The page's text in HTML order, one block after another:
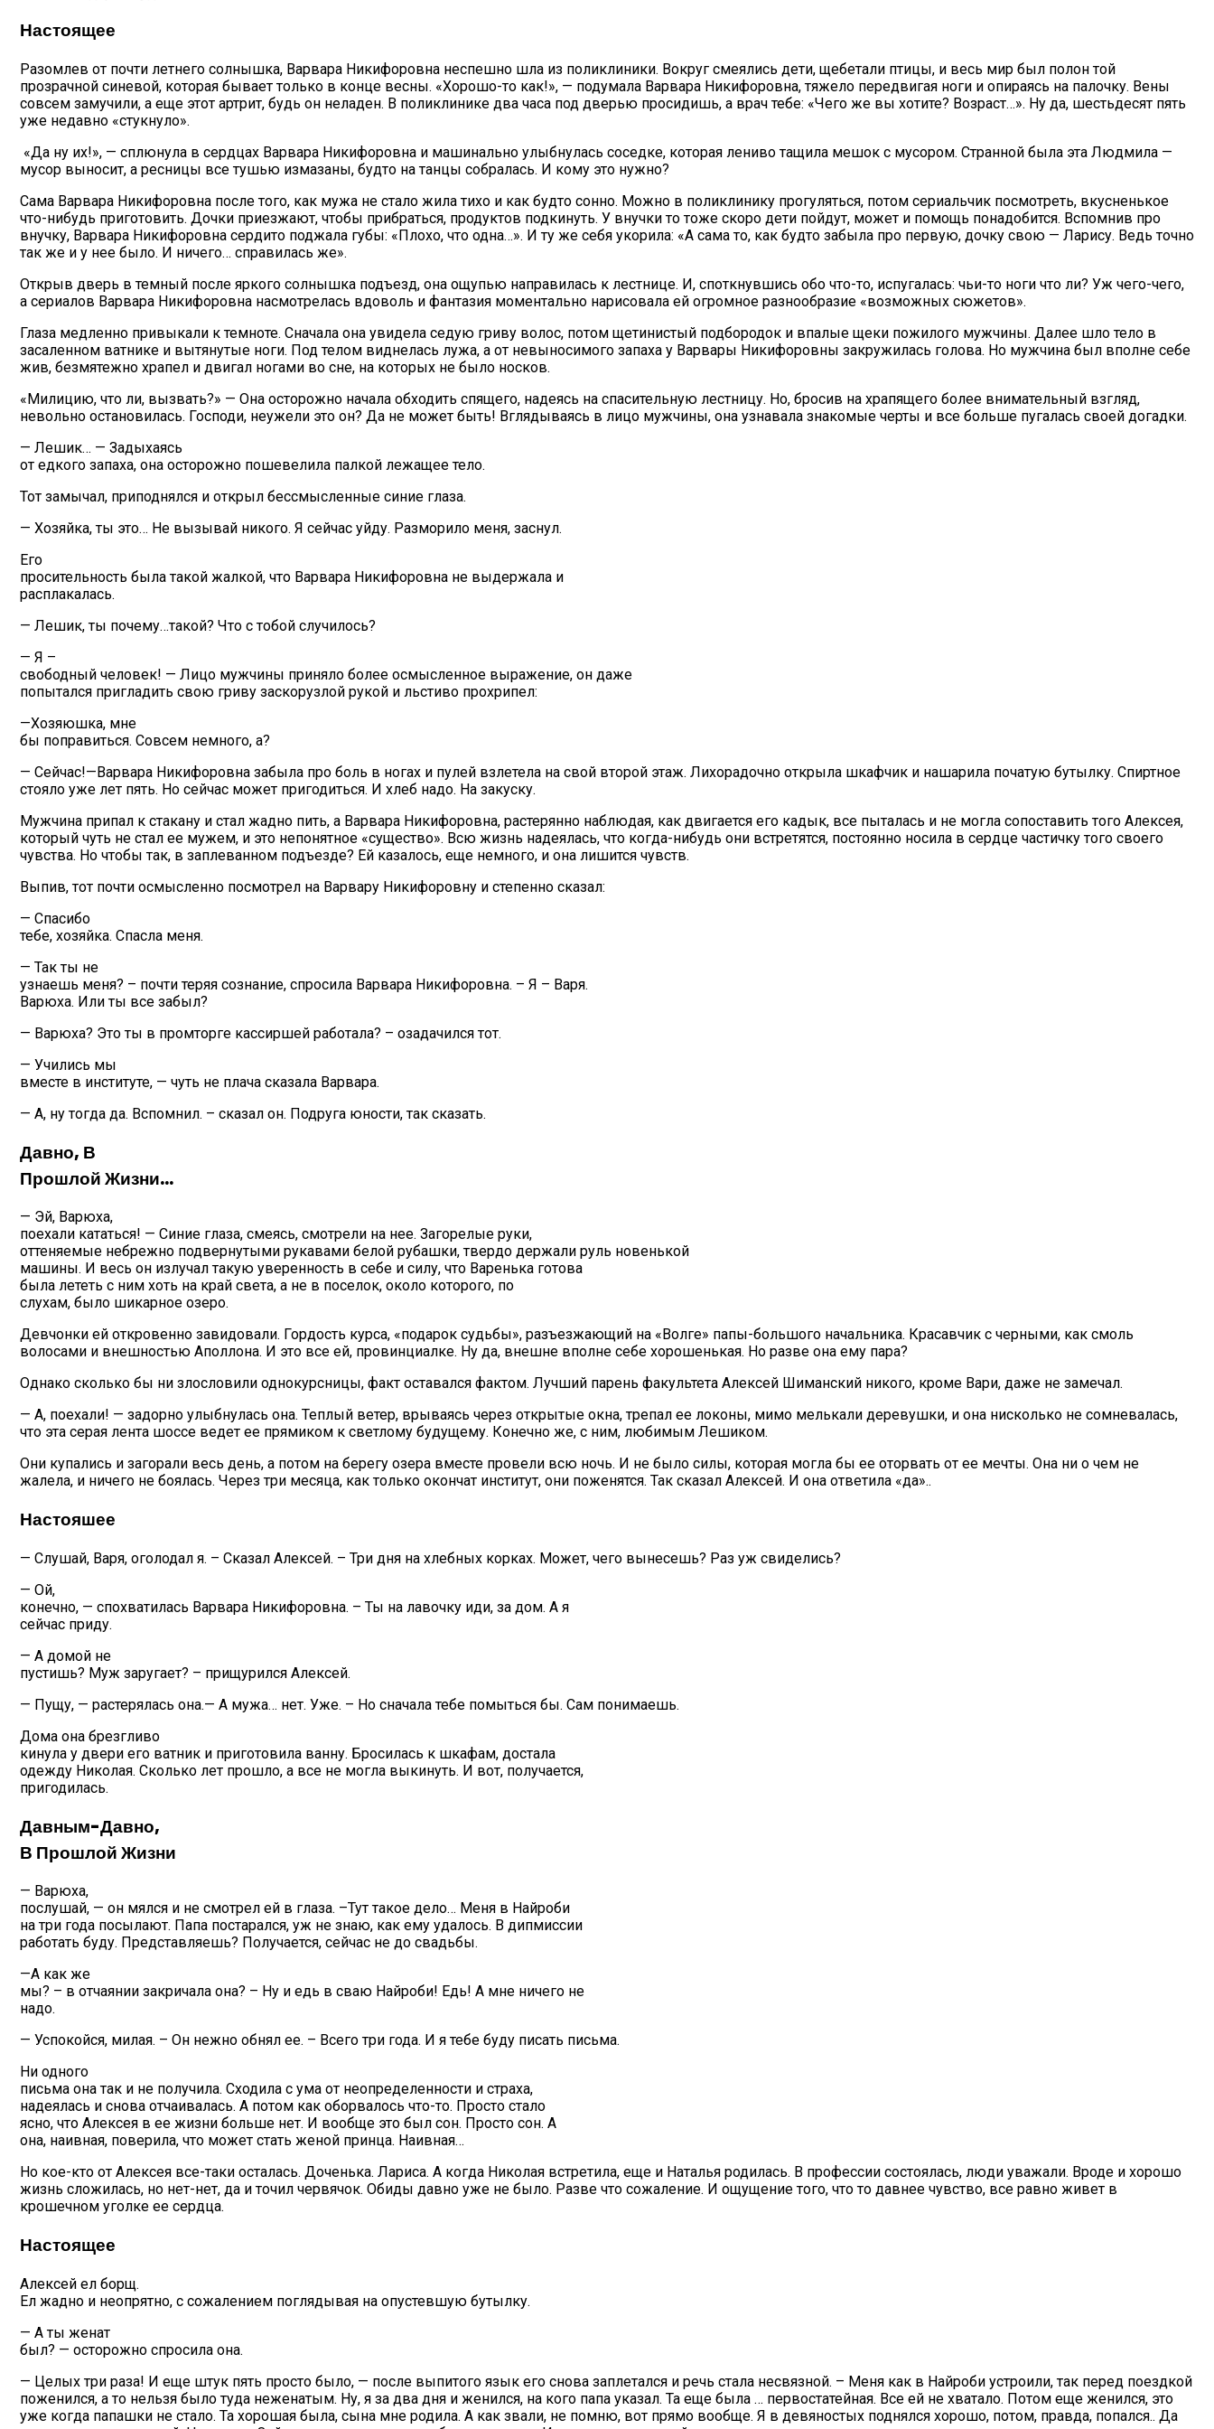
Настоящее
Разомлев от почти летнего солнышка, Варвара Никифоровна неспешно шла из поликлиники. Вокруг смеялись дети, щебетали птицы, и весь мир был полон той
прозрачной синевой, которая бывает только в конце весны. «Хорошо-то как!», — подумала Варвара Никифоровна, тяжело передвигая ноги и опираясь на палочку. Вены
совсем замучили, а еще этот артрит, будь он неладен. В поликлинике два часа под дверью просидишь, а врач тебе: «Чего же вы хотите? Возраст…». Ну да, шестьдесят пять
уже недавно «стукнуло».
«Да ну их!», — сплюнула в сердцах Варвара Никифоровна и машинально улыбнулась соседке, которая лениво тащила мешок с мусором. Странной была эта Людмила —
мусор выносит, а ресницы все тушью измазаны, будто на танцы собралась. И кому это нужно?
Сама Варвара Никифоровна после того, как мужа не стало жила тихо и как будто сонно. Можно в поликлинику прогуляться, потом сериальчик посмотреть, вкусненькое
что-нибудь приготовить. Дочки приезжают, чтобы прибраться, продуктов подкинуть. У внучки то тоже скоро дети пойдут, может и помощь понадобится. Вспомнив про
внучку, Варвара Никифоровна сердито поджала губы: «Плохо, что одна…». И ту же себя укорила: «А сама то, как будто забыла про первую, дочку свою — Ларису. Ведь точно
так же и у нее было. И ничего… справилась же».
Открыв дверь в темный после яркого солнышка подъезд, она ощупью направилась к лестнице. И, споткнувшись обо что-то, испугалась: чьи-то ноги что ли? Уж чего-чего,
а сериалов Варвара Никифоровна насмотрелась вдоволь и фантазия моментально нарисовала ей огромное разнообразие «возможных сюжетов».
Глаза медленно привыкали к темноте. Сначала она увидела седую гриву волос, потом щетинистый подбородок и впалые щеки пожилого мужчины. Далее шло тело в
засаленном ватнике и вытянутые ноги. Под телом виднелась лужа, а от невыносимого запаха у Варвары Никифоровны закружилась голова. Но мужчина был вполне себе
жив, безмятежно храпел и двигал ногами во сне, на которых не было носков.
«Милицию, что ли, вызвать?» — Она осторожно начала обходить спящего, надеясь на спасительную лестницу. Но, бросив на храпящего более внимательный взгляд,
невольно остановилась. Господи, неужели это он? Да не может быть! Вглядываясь в лицо мужчины, она узнавала знакомые черты и все больше пугалась своей догадки.
— Лешик… — Задыхаясь
от едкого запаха, она осторожно пошевелила палкой лежащее тело.
Тот замычал, приподнялся и открыл бессмысленные синие глаза.
— Хозяйка, ты это… Не вызывай никого. Я сейчас уйду. Разморило меня, заснул.
Его
просительность была такой жалкой, что Варвара Никифоровна не выдержала и
расплакалась.
— Лешик, ты почему…такой? Что с тобой случилось?
— Я –
свободный человек! — Лицо мужчины приняло более осмысленное выражение, он даже
попытался пригладить свою гриву заскорузлой рукой и льстиво прохрипел:
—Хозяюшка, мне
бы поправиться. Совсем немного, а?
— Сейчас!—Варвара Никифоровна забыла про боль в ногах и пулей взлетела на свой второй этаж. Лихорадочно открыла шкафчик и нашарила початую бутылку. Спиртное
стояло уже лет пять. Но сейчас может пригодиться. И хлеб надо. На закуску.
Мужчина припал к стакану и стал жадно пить, а Варвара Никифоровна, растерянно наблюдая, как двигается его кадык, все пыталась и не могла сопоставить того Алексея,
который чуть не стал ее мужем, и это непонятное «существо». Всю жизнь надеялась, что когда-нибудь они встретятся, постоянно носила в сердце частичку того своего
чувства. Но чтобы так, в заплеванном подъезде? Ей казалось, еще немного, и она лишится чувств.
Выпив, тот почти осмысленно посмотрел на Варвару Никифоровну и степенно сказал:
— Спасибо
тебе, хозяйка. Спасла меня.
— Так ты не
узнаешь меня? – почти теряя сознание, спросила Варвара Никифоровна. – Я – Варя.
Варюха. Или ты все забыл?
— Варюха? Это ты в промторге кассиршей работала? – озадачился тот.
— Учились мы
вместе в институте, — чуть не плача сказала Варвара.
— А, ну тогда да. Вспомнил. – сказал он. Подруга юности, так сказать.
Давно, В
Прошлой Жизни…
— Эй, Варюха,
поехали кататься! — Синие глаза, смеясь, смотрели на нее. Загорелые руки,
оттеняемые небрежно подвернутыми рукавами белой рубашки, твердо держали руль новенькой
машины. И весь он излучал такую уверенность в себе и силу, что Варенька готова
была лететь с ним хоть на край света, а не в поселок, около которого, по
слухам, было шикарное озеро.
Девчонки ей откровенно завидовали. Гордость курса, «подарок судьбы», разъезжающий на «Волге» папы-большого начальника. Красавчик с черными, как смоль
волосами и внешностью Аполлона. И это все ей, провинциалке. Ну да, внешне вполне себе хорошенькая. Но разве она ему пара?
Однако сколько бы ни злословили однокурсницы, факт оставался фактом. Лучший парень факультета Алексей Шиманский никого, кроме Вари, даже не замечал.
— А, поехали! — задорно улыбнулась она. Теплый ветер, врываясь через открытые окна, трепал ее локоны, мимо мелькали деревушки, и она нисколько не сомневалась,
что эта серая лента шоссе ведет ее прямиком к светлому будущему. Конечно же, с ним, любимым Лешиком.
Они купались и загорали весь день, а потом на берегу озера вместе провели всю ночь. И не было силы, которая могла бы ее оторвать от ее мечты. Она ни о чем не
жалела, и ничего не боялась. Через три месяца, как только окончат институт, они поженятся. Так сказал Алексей. И она ответила «да»..
Настояшее
— Слушай, Варя, оголодал я. – Сказал Алексей. – Три дня на хлебных корках. Может, чего вынесешь? Раз уж свиделись?
— Ой,
конечно, — спохватилась Варвара Никифоровна. – Ты на лавочку иди, за дом. А я
сейчас приду.
— А домой не
пустишь? Муж заругает? – прищурился Алексей.
— Пущу, — растерялась она.— А мужа… нет. Уже. – Но сначала тебе помыться бы. Сам понимаешь.
Дома она брезгливо
кинула у двери его ватник и приготовила ванну. Бросилась к шкафам, достала
одежду Николая. Сколько лет прошло, а все не могла выкинуть. И вот, получается,
пригодилась.
Давным-Давно,
В Прошлой Жизни
— Варюха,
послушай, — он мялся и не смотрел ей в глаза. –Тут такое дело… Меня в Найроби
на три года посылают. Папа постарался, уж не знаю, как ему удалось. В дипмиссии
работать буду. Представляешь? Получается, сейчас не до свадьбы.
—А как же
мы? – в отчаянии закричала она? – Ну и едь в сваю Найроби! Едь! А мне ничего не
надо.
— Успокойся, милая. – Он нежно обнял ее. – Всего три года. И я тебе буду писать письма.
Ни одного
письма она так и не получила. Сходила с ума от неопределенности и страха,
надеялась и снова отчаивалась. А потом как оборвалось что-то. Просто стало
ясно, что Алексея в ее жизни больше нет. И вообще это был сон. Просто сон. А
она, наивная, поверила, что может стать женой принца. Наивная…
Но кое-кто от Алексея все-таки осталась. Доченька. Лариса. А когда Николая встретила, еще и Наталья родилась. В профессии состоялась, люди уважали. Вроде и хорошо
жизнь сложилась, но нет-нет, да и точил червячок. Обиды давно уже не было. Разве что сожаление. И ощущение того, что то давнее чувство, все равно живет в
крошечном уголке ее сердца.
Настоящее
Алексей ел борщ.
Ел жадно и неопрятно, с сожалением поглядывая на опустевшую бутылку.
— А ты женат
был? — осторожно спросила она.
— Целых три раза! И еще штук пять просто было, — после выпитого язык его снова заплетался и речь стала несвязной. – Меня как в Найроби устроили, так перед поездкой
поженился, а то нельзя было туда неженатым. Ну, я за два дня и женился, на кого папа указал. Та еще была … первостатейная. Все ей не хватало. Потом еще женился, это
уже когда папашки не стало. Та хорошая была, сына мне родила. А как звали, не помню, вот прямо вообще. Я в девяностых поднялся хорошо, потом, правда, попался.. Да